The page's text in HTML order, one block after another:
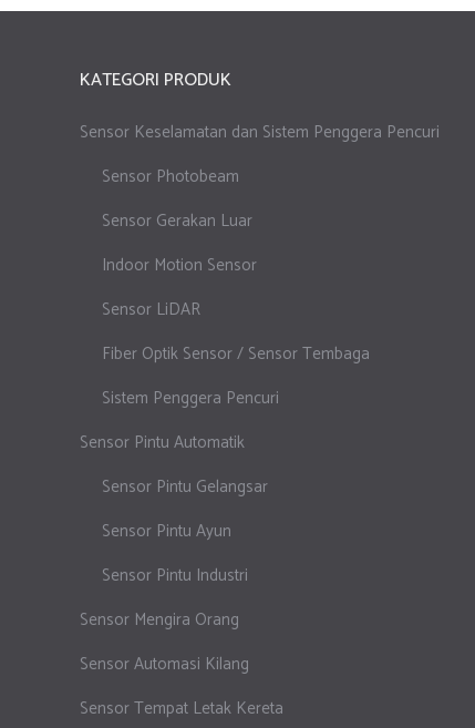
KATEGORI PRODUK
Sensor Keselamatan dan Sistem Penggera Pencuri
Sensor Photobeam
Sensor Gerakan Luar
Indoor Motion Sensor
Sensor LiDAR
Fiber Optik Sensor / Sensor Tembaga
Sistem Penggera Pencuri
Sensor Pintu Automatik
Sensor Pintu Gelangsar
Sensor Pintu Ayun
Sensor Pintu Industri
Sensor Mengira Orang
Sensor Automasi Kilang
Sensor Tempat Letak Kereta